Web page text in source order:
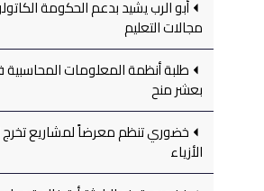
أبو الرب يشيد بدعم الحكومة
مجالات التعليم
طلبة أنظمة المعلومات
بعشر منح
خضوري تنظم معرضاً لمشاريع
الأزياء